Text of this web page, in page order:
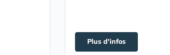
Plus d'infos